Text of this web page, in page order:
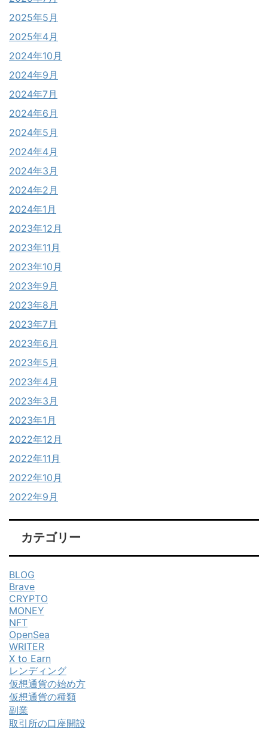
2025年5月
2025年4月
2024年10月
2024年9月
2024年7月
2024年6月
2024年5月
2024年4月
2024年3月
2024年2月
2024年1月
2023年12月
2023年11月
2023年10月
2023年9月
2023年8月
2023年7月
2023年6月
2023年5月
2023年4月
2023年3月
2023年1月
2022年12月
2022年11月
2022年10月
2022年9月
カテゴリー
BLOG
Brave
CRYPTO
MONEY
NFT
OpenSea
WRITER
X to Earn
レンディング
仮想通貨の始め方
仮想通貨の種類
副業
取引所の口座開設